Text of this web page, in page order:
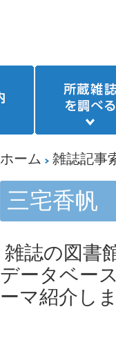
ホーム 雑誌記事
三宅香帆
雑誌の図書
データベー
ーマ紹介し